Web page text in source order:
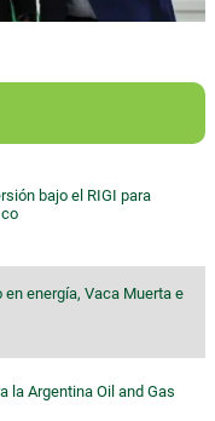
bajo el RIGI para
en energía, Vaca Muerta e
la Argentina Oil and Gas